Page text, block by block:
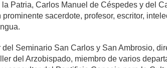
Patria, Carlos Manuel de Céspedes y del
sacerdote, profesor, escritor,
Seminario San Carlos y San Ambrosio,
del Arzobispado, miembro de varios